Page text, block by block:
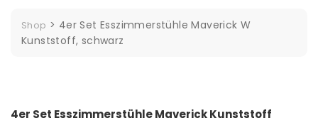
Shop > 4er Set Esszimmerstühle Maverick W
Kunststoff, schwarz
4er Set Esszimmerstühle Maverick Kunststoff